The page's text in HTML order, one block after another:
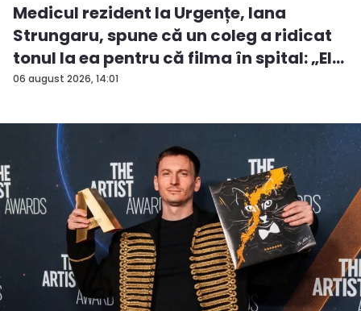
06 august 2026, 14:01
Medicul rezident la Urgențe, Iana
Strungaru, spune că un coleg a ridicat
tonul la ea pentru că filma în spital: „El
a...